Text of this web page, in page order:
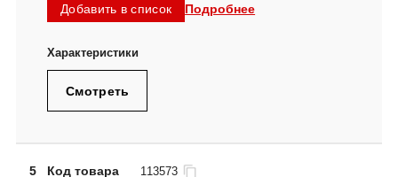
Добавить в список Подробнее
Смотреть
5 Код товара 113573